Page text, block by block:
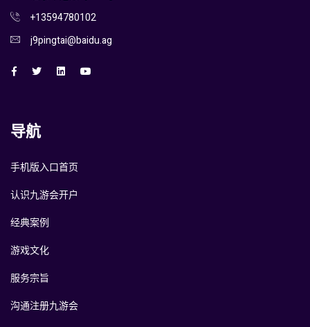
+13594780102
j9pingtai@baidu.ag
导航
手机版入口首页
认识九游会开户
经典案例
游戏文化
服务宗旨
沟通注册九游会